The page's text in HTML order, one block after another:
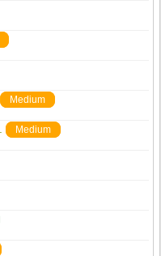
Medium
Medium